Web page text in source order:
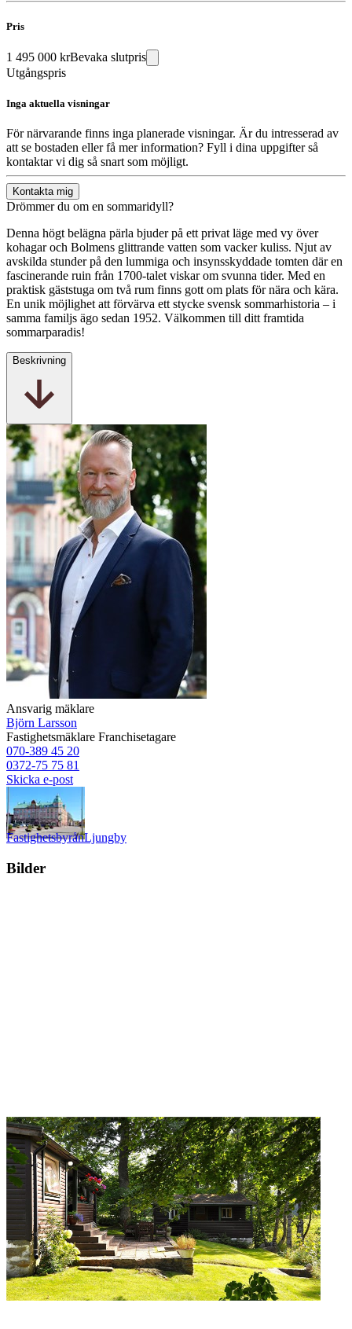
Pris
1 495 000 krBevaka slutpris
Utgångspris
Inga aktuella visningar
För närvarande finns inga planerade visningar. Är du intresserad av
att se bostaden eller få mer information? Fyll i dina uppgifter så
kontaktar vi dig så snart som möjligt.
Kontakta mig
Drömmer du om en sommaridyll?
Denna högt belägna pärla bjuder på ett privat läge med vy över
kohagar och Bolmens glittrande vatten som vacker kuliss. Njut av
avskilda stunder på den lummiga och insynsskyddade tomten där en
fascinerande ruin från 1700-talet viskar om svunna tider. Med en
praktisk gäststuga om två rum finns gott om plats för nära och kära.
En unik möjlighet att förvärva ett stycke svensk sommarhistoria – i
samma familjs ägo sedan 1952. Välkommen till ditt framtida
sommarparadis!
Beskrivning
Ansvarig mäklare
Björn Larsson
Fastighetsmäklare Franchisetagare
070-389 45 20
0372-75 75 81
Skicka e-post
FastighetsbyrånLjungby
Bilder